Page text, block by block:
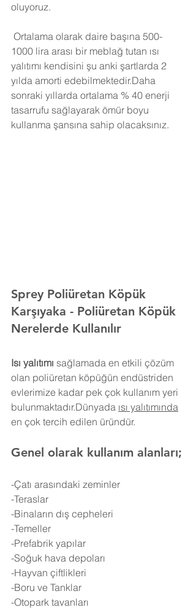
oluyoruz.
Ortalama olarak daire başına 500-
1000 lira arası bir meblağ tutan ısı
yalıtımı kendisini şu anki şartlarda 2
yılda amorti edebilmektedir.Daha
sonraki yıllarda ortalama % 40 enerji
tasarrufu sağlayarak ömür boyu
kullanma şansına sahip olacaksınız.
Sprey Poliüretan Köpük
Karşıyaka - Poliüretan Köpük
Nerelerde Kullanılır
Isı yalıtımı sağlamada en etkili çözüm
olan poliüretan köpüğün endüstriden
evlerimize kadar pek çok kullanım yeri
bulunmaktadır.Dünyada ısı yalıtımında
en çok tercih edilen üründür.
Genel olarak kullanım alanları;
-Çatı arasındaki zeminler
-Teraslar
-Binaların dış cepheleri
-Temeller
-Prefabrik yapılar
-Soğuk hava depoları
-Hayvan çiftlikleri
-Boru ve Tanklar
-Otopark tavanları